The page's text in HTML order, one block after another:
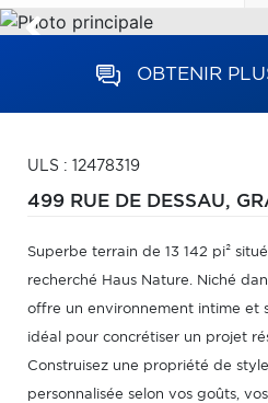
OBTENIR
ULS : 12478319
499 RUE DE DESSAU,
Superbe terrain de 13 142 pi²
recherché Haus Nature. Niché
offre un environnement intime et
idéal pour concrétiser un projet
Construisez une propriété de
personnalisée selon vos goûts,